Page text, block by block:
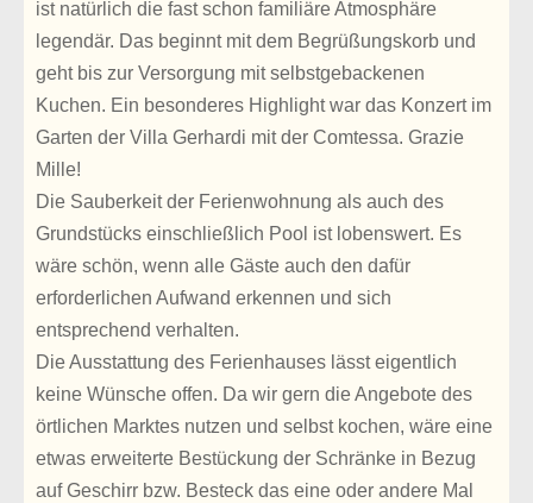
ist natürlich die fast schon familiäre Atmosphäre
legendär. Das beginnt mit dem Begrüßungskorb und
geht bis zur Versorgung mit selbstgebackenen
Kuchen. Ein besonderes Highlight war das Konzert im
Garten der Villa Gerhardi mit der Comtessa. Grazie
Mille!
Die Sauberkeit der Ferienwohnung als auch des
Grundstücks einschließlich Pool ist lobenswert. Es
wäre schön, wenn alle Gäste auch den dafür
erforderlichen Aufwand erkennen und sich
entsprechend verhalten.
Die Ausstattung des Ferienhauses lässt eigentlich
keine Wünsche offen. Da wir gern die Angebote des
örtlichen Marktes nutzen und selbst kochen, wäre eine
etwas erweiterte Bestückung der Schränke in Bezug
auf Geschirr bzw. Besteck das eine oder andere Mal